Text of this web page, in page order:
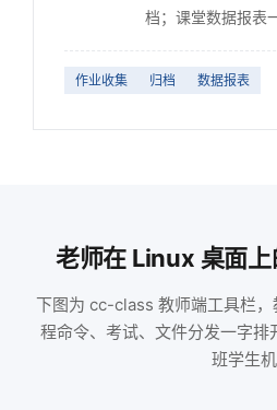
档；课堂数据报表
作业收集 归档 数据报表
老师在 Linux 桌面
下图为 cc-class 教师端工具栏
程命令、考试、文件分发一字排
班学生机